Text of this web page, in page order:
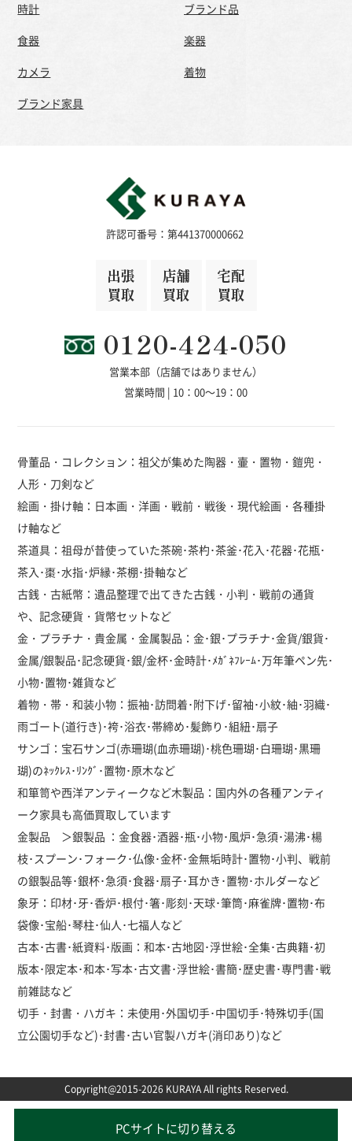
時計
ブランド品
食器
楽器
カメラ
着物
ブランド家具
許認可番号：第441370000662
出張
買取
店舗
買取
宅配
買取
0120-424-050
営業本部（店舗ではありません）
営業時間 | 10：00～19：00
骨董品・コレクション：祖父が集めた陶器・壷・置物・鎧兜・
人形・刀剣など
絵画・掛け軸：日本画・洋画・戦前・戦後・現代絵画・各種掛
け軸など
茶道具：祖母が昔使っていた茶碗･茶杓･茶釜･花入･花器･花瓶･
茶入･棗･水指･炉縁･茶棚･掛軸など
古銭・古紙幣：遺品整理で出てきた古銭・小判・戦前の通貨
や、記念硬貨・貨幣セットなど
金・プラチナ・貴金属・金属製品：金･銀･プラチナ･金貨/銀貨･
金属/銀製品･記念硬貨･銀/金杯･金時計･ﾒｶﾞﾈﾌﾚｰﾑ･万年筆ペン先･
小物･置物･雑貨など
着物・帯・和装小物：振袖･訪問着･附下げ･留袖･小紋･紬･羽織･
雨ゴート(道行き)･袴･浴衣･帯締め･髪飾り･組紐･扇子
サンゴ：宝石サンゴ(赤珊瑚(血赤珊瑚)･桃色珊瑚･白珊瑚･黒珊
瑚)のﾈｯｸﾚｽ･ﾘﾝｸﾞ･置物･原木など
和箪笥や西洋アンティークなど木製品：国内外の各種アンティ
ーク家具も高価買取しています
金製品 ＞銀製品 ：金食器･酒器･瓶･小物･風炉･急須･湯沸･楊
枝･スプーン･フォーク･仏像･金杯･金無垢時計･置物･小判、戦前
の銀製品等･銀杯･急須･食器･扇子･耳かき･置物･ホルダーなど
象牙：印材･牙･香炉･根付･箸･彫刻･天球･筆筒･麻雀牌･置物･布
袋像･宝船･琴柱･仙人･七福人など
古本･古書･紙資料･版画：和本･古地図･浮世絵･全集･古典籍･初
版本･限定本･和本･写本･古文書･浮世絵･書簡･歴史書･専門書･戦
前雑誌など
切手・封書・ハガキ：未使用･外国切手･中国切手･特殊切手(国
立公園切手など)･封書･古い官製ハガキ(消印あり)など
Copyright@2015-2026 KURAYA All rights Reserved.
PCサイトに切り替える